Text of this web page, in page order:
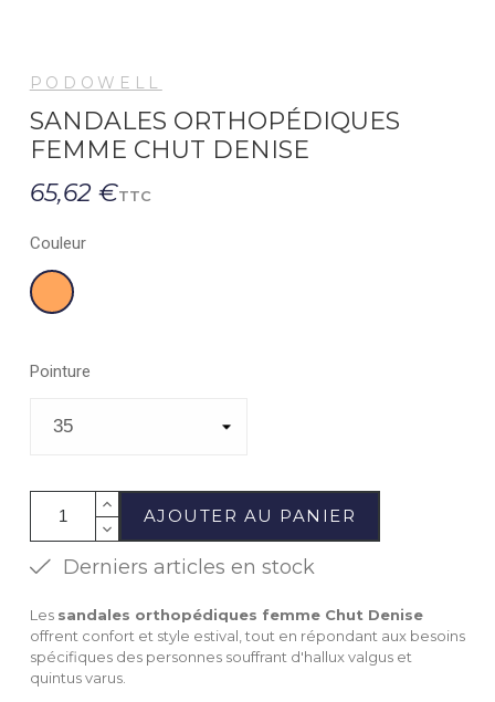
PODOWELL
SANDALES ORTHOPÉDIQUES
FEMME CHUT DENISE
65,62 €TTC
Couleur
Orange
Pointure
AJOUTER AU PANIER
Derniers articles en stock
Les sandales orthopédiques femme Chut Denise
offrent confort et style estival, tout en répondant aux besoins
spécifiques des personnes souffrant d'hallux valgus et
quintus varus.